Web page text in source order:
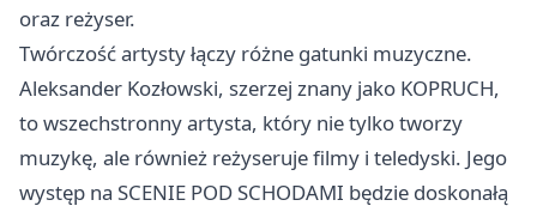
oraz reżyser.
Twórczość artysty łączy różne gatunki muzyczne.
Aleksander Kozłowski, szerzej znany jako KOPRUCH,
to wszechstronny artysta, który nie tylko tworzy
muzykę, ale również reżyseruje filmy i teledyski. Jego
występ na SCENIE POD SCHODAMI będzie doskonałą